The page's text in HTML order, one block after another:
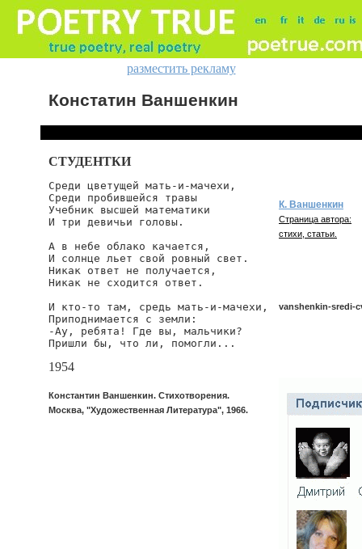
разместить рекламу
Констатин Ваншенкин
СТУДЕНТКИ
Среди цветущей мать-и-мачехи,
Среди пробившейся травы
Учебник высшей математики
И три девичьи головы.
А в небе облако качается,
И солнце льет свой ровный свет.
Никак ответ не получается,
Никак не сходится ответ.
И кто-то там, средь мать-и-мачехи,
Приподнимается с земли:
-Ау, ребята! Где вы, мальчики?
Пришли бы, что ли, помогли...
1954
Константин Ваншенкин. Стихотворения.
Москва, "Художественная Литература", 1966.
К. Ваншенкин
Страница автора:
стихи, статьи.
vanshenkin-sredi-